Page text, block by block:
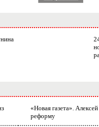
«Новая газета».
реформу